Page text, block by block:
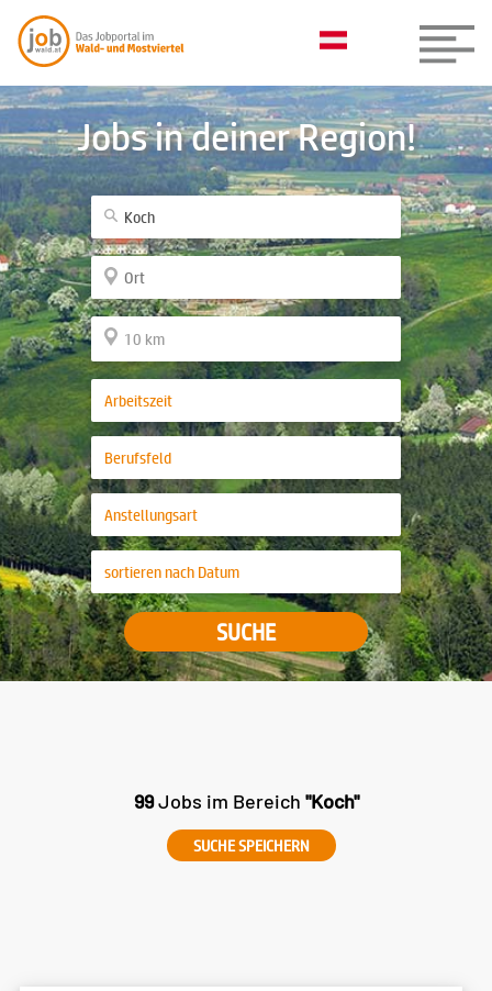
Jobs in deiner Region!
SUCHE
99Jobs im Bereich "Koch"
SUCHE SPEICHERN